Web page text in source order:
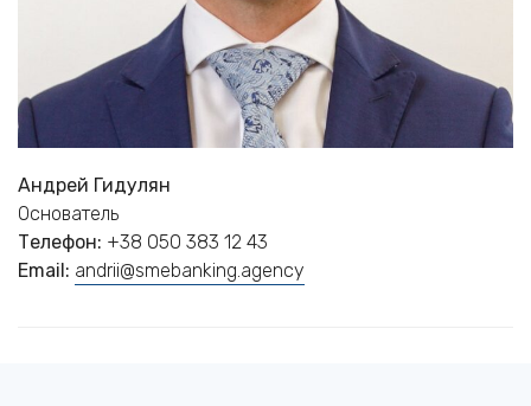
Андрей Гидулян
Основатель
Телефон: +38 050 383 12 43
Email: andrii@smebanking.agency